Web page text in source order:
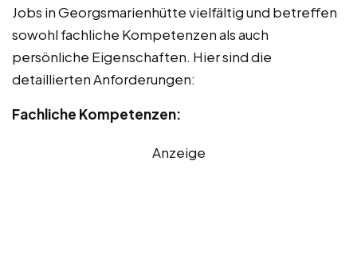
Jobs in Georgsmarienhütte vielfältig und betreffen
sowohl fachliche Kompetenzen als auch
persönliche Eigenschaften. Hier sind die
detaillierten Anforderungen:
Fachliche Kompetenzen:
Anzeige